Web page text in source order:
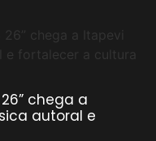
chega a
autoral e